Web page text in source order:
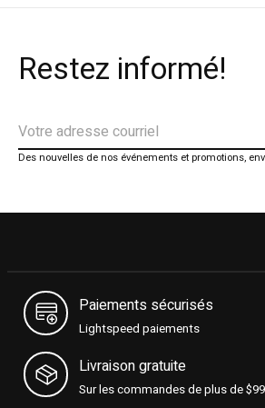
Restez informé!
Des nouvelles de nos événements et promotions,
Paiements sécurisés
Lightspeed paiements
Livraison gratuite
Sur les commandes de plus de $99